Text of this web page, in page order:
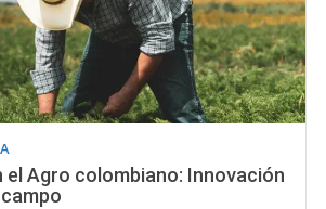
el Agro colombiano: Innovación